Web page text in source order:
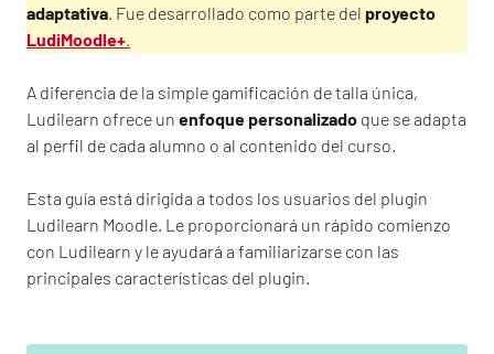
adaptativa. Fue desarrollado como parte del proyecto
LudiMoodle+.
A diferencia de la simple gamificación de talla única,
Ludilearn ofrece un enfoque personalizado que se adapta
al perfil de cada alumno o al contenido del curso.
Esta guía está dirigida a todos los usuarios del plugin
Ludilearn Moodle. Le proporcionará un rápido comienzo
con Ludilearn y le ayudará a familiarizarse con las
principales características del plugin.